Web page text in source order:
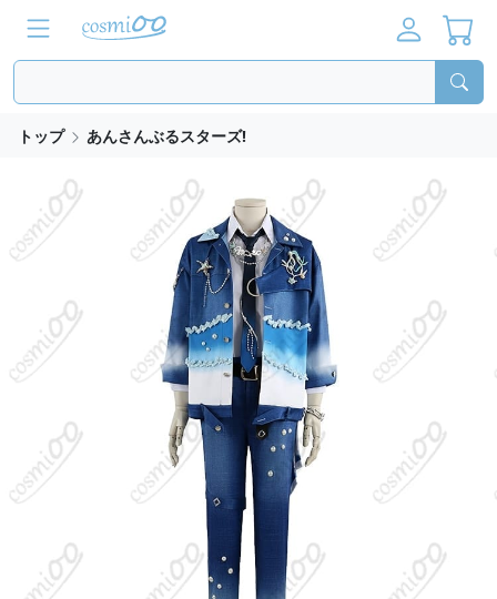
トップ あんさんぶるスターズ!